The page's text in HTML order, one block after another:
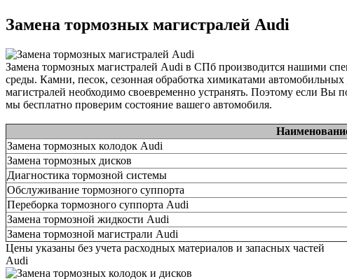
Замена тормозных магистралей Audi
Замена тормозных магистралей Audi в СПб производится нашими
среды. Камни, песок, сезонная обработка химикатами
магистралей необходимо своевременно устранять. Поэтому если Вы
мы бесплатно проверим состояние вашего автомобиля.
Замена тормозных колодок Audi
Замена тормозных дисков
Диагностика тормозной системы
Обслуживание тормозного суппорта
Переборка тормозного суппорта Audi
Замена тормозной жидкости Audi
Замена тормозной магистрали Audi
Цены указаны без учета расходных материалов и запасных частей
Audi